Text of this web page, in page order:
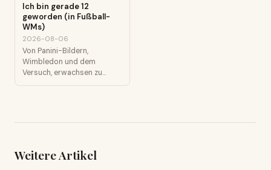
Ich bin gerade 12
geworden (in Fußball-
WMs)
2026-08-06
Von Panini-Bildern,
Wimbledon und dem
Versuch, erwachsen zu
werden (Teil 1: 1982–2002)
Weitere Artikel